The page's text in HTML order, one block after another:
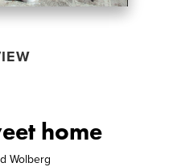
home
Wolberg